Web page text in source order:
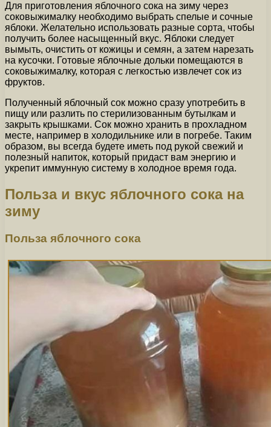
Для приготовления яблочного сока на зиму через
соковыжималку необходимо выбрать спелые и сочные
яблоки. Желательно использовать разные сорта, чтобы
получить более насыщенный вкус. Яблоки следует
вымыть, очистить от кожицы и семян, а затем нарезать
на кусочки. Готовые яблочные дольки помещаются в
соковыжималку, которая с легкостью извлечет сок из
фруктов.
Полученный яблочный сок можно сразу употребить в
пищу или разлить по стерилизованным бутылкам и
закрыть крышками. Сок можно хранить в прохладном
месте, например в холодильнике или в погребе. Таким
образом, вы всегда будете иметь под рукой свежий и
полезный напиток, который придаст вам энергию и
укрепит иммунную систему в холодное время года.
Польза и вкус яблочного сока на
зиму
Польза яблочного сока